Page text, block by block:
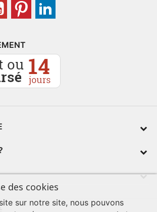
des cookies
sur notre site, nous pouvons